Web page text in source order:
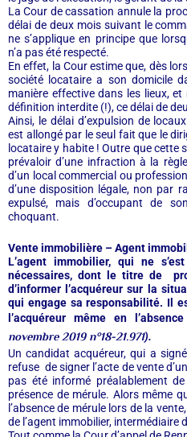
La Cour de cassation annule la
délai de deux mois suivant le
ne s’applique en principe que
n’a pas été respecté.
En effet, la Cour estime que, dès
société locataire a son domicile
manière effective dans les lieux,
définition interdite (!), ce délai de
Ainsi, le délai d’expulsion de
est allongé par le seul fait que le
locataire y habite ! Outre que cette
prévaloir d’une infraction à la
d’un local commercial ou
d’une disposition légale, non par
expulsé, mais d’occupant de
choquant.
Vente immobilière – Agent
L’agent immobilier, qui ne
nécessaires, dont le titre de
d’informer l’acquéreur sur la
qui engage sa responsabilité. Il
l’acquéreur même en
novembre 2019 n°18-21.971).
Un candidat acquéreur, qui a
refuse de signer l’acte de vente
pas été informé préalablement
présence de mérule. Alors même
l’absence de mérule lors de la
de l’agent immobilier, intermédiaire